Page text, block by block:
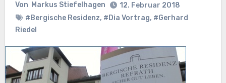
Von Markus Stiefelhagen
12. Februar 2018
#Bergische Residenz, #Dia Vortrag, #Gerhard
Riedel